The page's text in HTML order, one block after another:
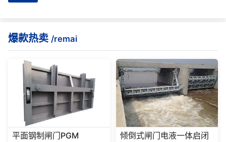
爆款热卖 /remai
平面钢制闸门PGM
倾倒式闸门电液一体启闭